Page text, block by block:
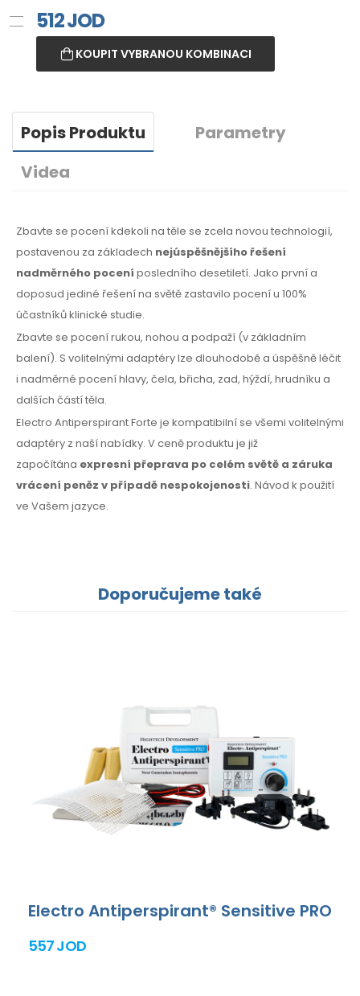
512JOD
KOUPIT VYBRANOU KOMBINACI
Popis Produktu
Parametry
Videa
Zbavte se pocení kdekoli na těle se zcela novou technologií,
postavenou za základech nejúspěšnějšího řešení
nadměrného pocení posledního desetiletí. Jako první a
doposud jediné řešení na světě zastavilo pocení u 100%
účastníků klinické studie.
Zbavte se pocení rukou, nohou a podpaží (v základním
balení). S volitelnými adaptéry lze dlouhodobě a úspěšně léčit
i nadměrné pocení hlavy, čela, břicha, zad, hýždí, hrudníku a
dalších částí těla.
Electro Antiperspirant Forte je kompatibilní se všemi volitelnými
adaptéry z naší nabídky. V ceně produktu je již
započítána expresní přeprava po celém světě a záruka
vrácení peněz v případě nespokojenosti. Návod k použití
ve Vašem jazyce.
Doporučujeme také
Electro Antiperspirant® Sensitive PRO
557 JOD